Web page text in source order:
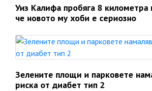
Уиз Калифа пробяга 8 километра
че новото му хоби е сериозно
Зелените площи и парковете
риска от диабет тип 2